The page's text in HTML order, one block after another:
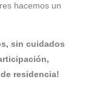
hacemos un
sin cuidados
residencia!